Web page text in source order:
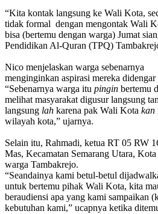
“Kita kontak langsung ke Wali Kota,
tidak formal dengan mengontak Wali
bisa (bertemu dengan warga) Jumat
Pendidikan Al-Quran (TPQ)
Nico menjelaskan warga sebenarnya
menginginkan aspirasi mereka
“Sebenarnya warga itu pingin bertemu
melihat masyarakat digusur langsung
langsung lah karena pak Wali Kota kan
wilayah kota,” ujarnya.
Selain itu, Rahmadi, ketua RT 05 RW
Mas, Kecamatan Semarang Utara, Kota
warga Tambakrejo.
“Seandainya kami betul-betul
untuk bertemu pihak Wali Kota, kita
beraudiensi apa yang kami sampaikan
kebutuhan kami,” ucapnya ketika